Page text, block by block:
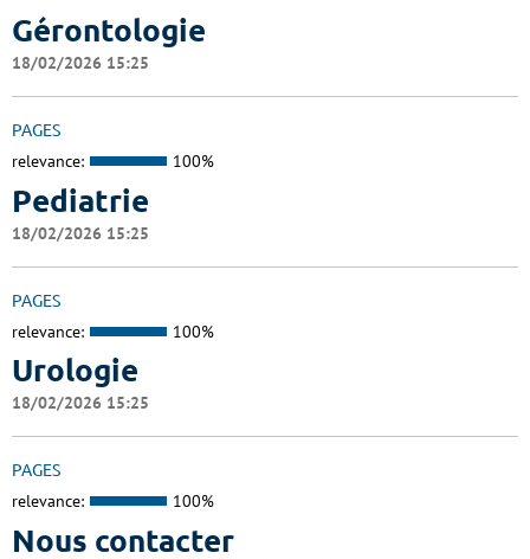
Gérontologie
18/02/2026 15:25
PAGES
relevance: 100%
Pediatrie
18/02/2026 15:25
PAGES
relevance: 100%
Urologie
18/02/2026 15:25
PAGES
relevance: 100%
Nous contacter